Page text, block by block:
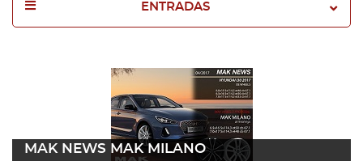
ENTRADAS
2023
MAK NEWS MAK MILANO